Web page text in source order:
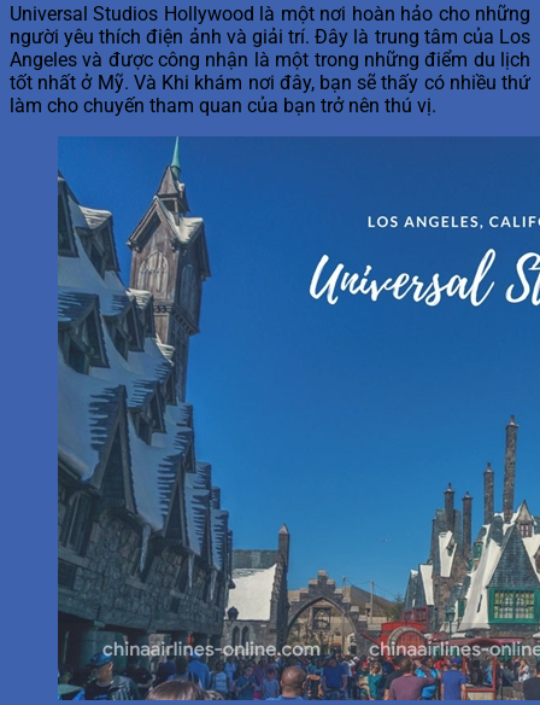
Universal Studios Hollywood là một nơi hoàn hảo cho những
người yêu thích điện ảnh và giải trí. Đây là trung tâm của Los
Angeles và được công nhận là một trong những điểm du lịch
tốt nhất ở Mỹ. Và Khi khám nơi đây, bạn sẽ thấy có nhiều thứ
làm cho chuyến tham quan của bạn trở nên thú vị.